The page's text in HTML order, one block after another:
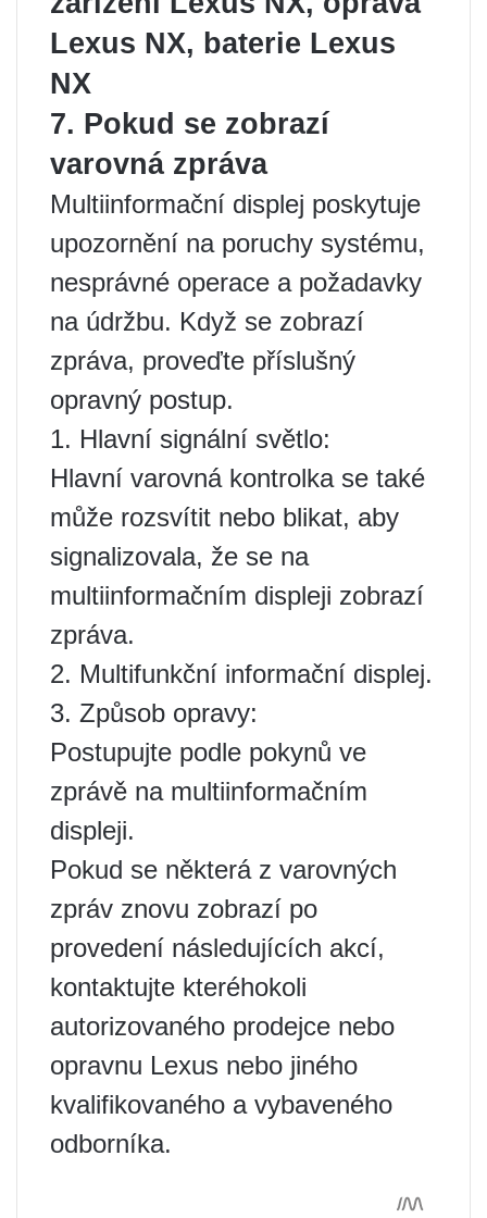
Lexus NX, baterie Lexus
NX
7. Pokud se zobrazí
varovná zpráva
Multiinformační displej poskytuje
upozornění na poruchy systému,
nesprávné operace a požadavky
na údržbu. Když se zobrazí
zpráva, proveďte příslušný
opravný postup.
1. Hlavní signální světlo:
Hlavní varovná kontrolka se také
může rozsvítit nebo blikat, aby
signalizovala, že se na
multiinformačním displeji zobrazí
zpráva.
2. Multifunkční informační displej.
3. Způsob opravy:
Postupujte podle pokynů ve
zprávě na multiinformačním
displeji.
Pokud se některá z varovných
zpráv znovu zobrazí po
provedení následujících akcí,
kontaktujte kteréhokoli
autorizovaného prodejce nebo
opravnu Lexus nebo jiného
kvalifikovaného a vybaveného
odborníka.